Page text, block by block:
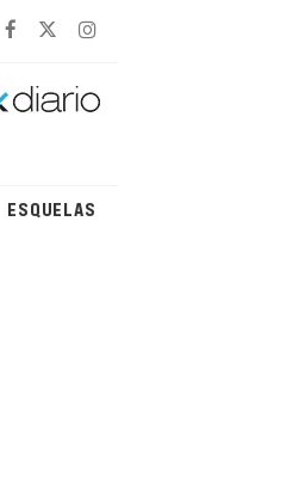
ESQUELAS